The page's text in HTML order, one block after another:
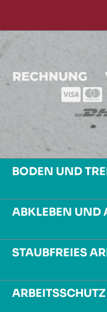
BODEN UND
ABKLEBEN UND
STAUBFREIES